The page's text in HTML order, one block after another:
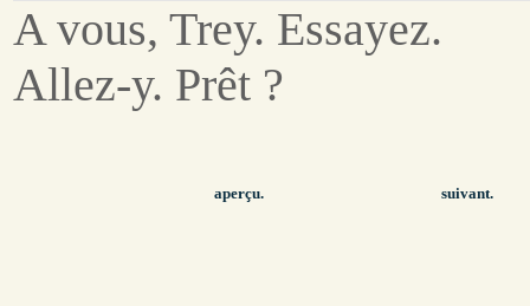
A vous, Trey. Essayez.
Allez-y. Prêt ?
aperçu. suivant.